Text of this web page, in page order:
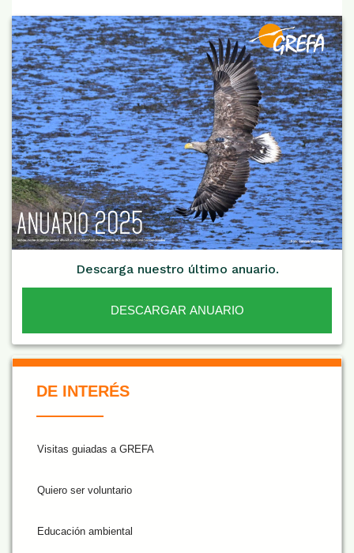
Descarga nuestro último anuario.
DESCARGAR ANUARIO
De Interés NARANJA
DE INTERÉS
Visitas guiadas a GREFA
Quiero ser voluntario
Educación ambiental